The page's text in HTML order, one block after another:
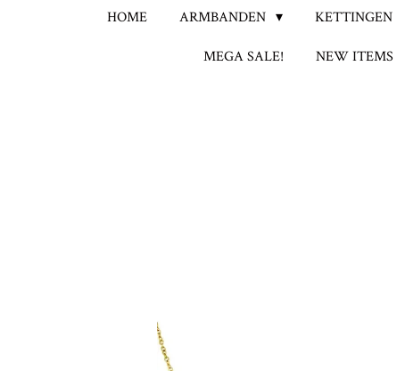
HOME ARMBANDEN KETTINGEN
MEGA SALE! NEW ITEMS